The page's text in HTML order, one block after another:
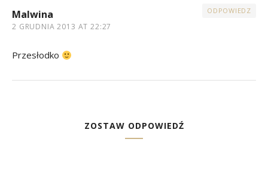
Malwina
2 GRUDNIA 2013 AT 22:27
ODPOWIEDZ
Przesłodko
ZOSTAW ODPOWIEDŹ